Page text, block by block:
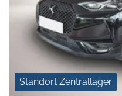
Standort Zentrallager